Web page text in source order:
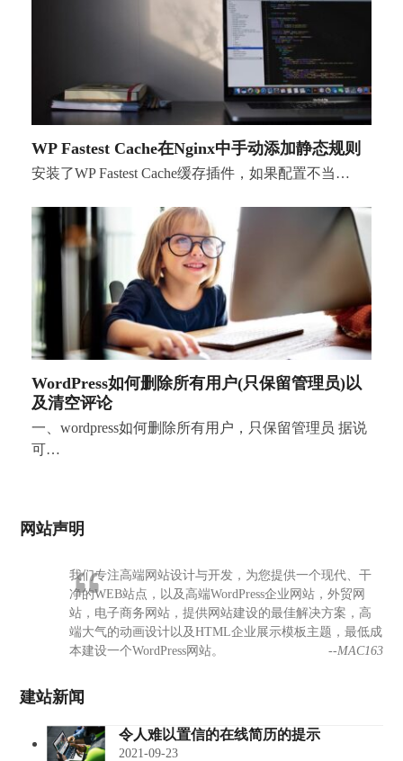
WP Fastest Cache在Nginx中手动添加静态规则
安装了WP Fastest Cache缓存插件，如果配置不当…
WordPress如何删除所有用户(只保留管理员)以
及清空评论
一、wordpress如何删除所有用户，只保留管理员 据说
可…
网站声明
我们专注高端网站设计与开发，为您提供一个现代、干
净的WEB站点，以及高端WordPress企业网站，外贸网
站，电子商务网站，提供网站建设的最佳解决方案，高
端大气的动画设计以及HTML企业展示模板主题，最低成
本建设一个WordPress网站。
--MAC163
建站新闻
令人难以置信的在线简历的提示
2021-09-23